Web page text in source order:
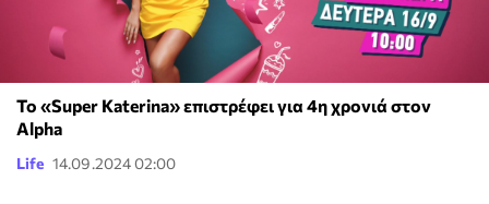
Το «Super Katerina» επιστρέφει για 4η χρονιά στον
Alpha
Life 14.09.2024 02:00